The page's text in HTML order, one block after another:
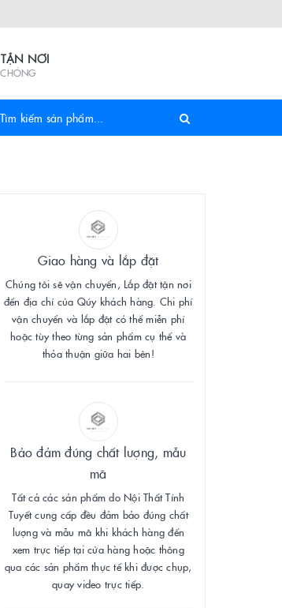
NƠI
Giao hàng và lắp đặt
Chúng tôi sẽ vận chuyển, Lắp đặt tận nơi
đến địa chỉ của Qúy khách hàng. Chi phí
vận chuyển và lắp đặt có thể miễn phí
hoặc tùy theo từng sản phẩm cụ thể và
thỏa thuận giữa hai bên!
Bảo đảm đúng chất lượng, mẫu
mã
Tất cả các sản phẩm do Nội Thất Tính
Tuyết cung cấp đều đảm bảo đúng chất
lượng và mẫu mã khi khách hàng đến
xem trực tiếp tại cửa hàng hoặc thông
qua các sản phẩm thực tế khi được chụp,
quay video trực tiếp.